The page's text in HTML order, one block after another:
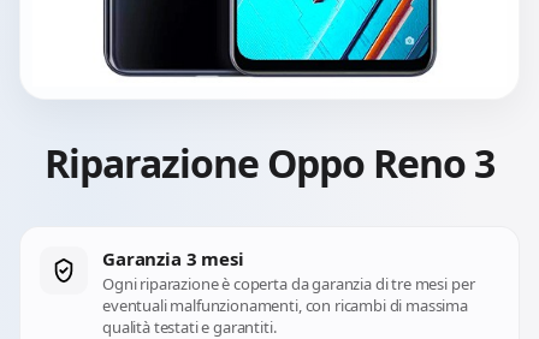
Riparazione Oppo Reno 3
Garanzia 3 mesi
Ogni riparazione è coperta da garanzia di tre mesi per
eventuali malfunzionamenti, con ricambi di massima
qualità testati e garantiti.